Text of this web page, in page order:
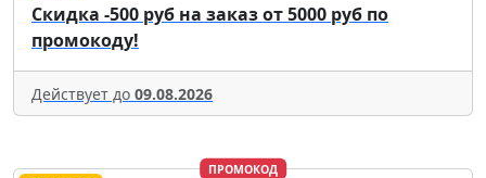
Скидка -500 руб на заказ от 5000 руб по
промокоду!
Действует до 09.08.2026
ПРОМОКОД